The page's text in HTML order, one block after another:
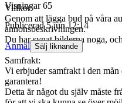
Villkor:
Genom att lägga bud på våra
annonsbeskrivningen.
Du har synat bilderna noga,
Samfrakt:
Vi erbjuder samfrakt i den
garantera!
Detta är något du själv måste
Visningar 65
Publicerad 5 jun 12:14
Anmäl Sälj liknande